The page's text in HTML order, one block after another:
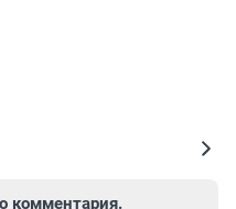
комментария.